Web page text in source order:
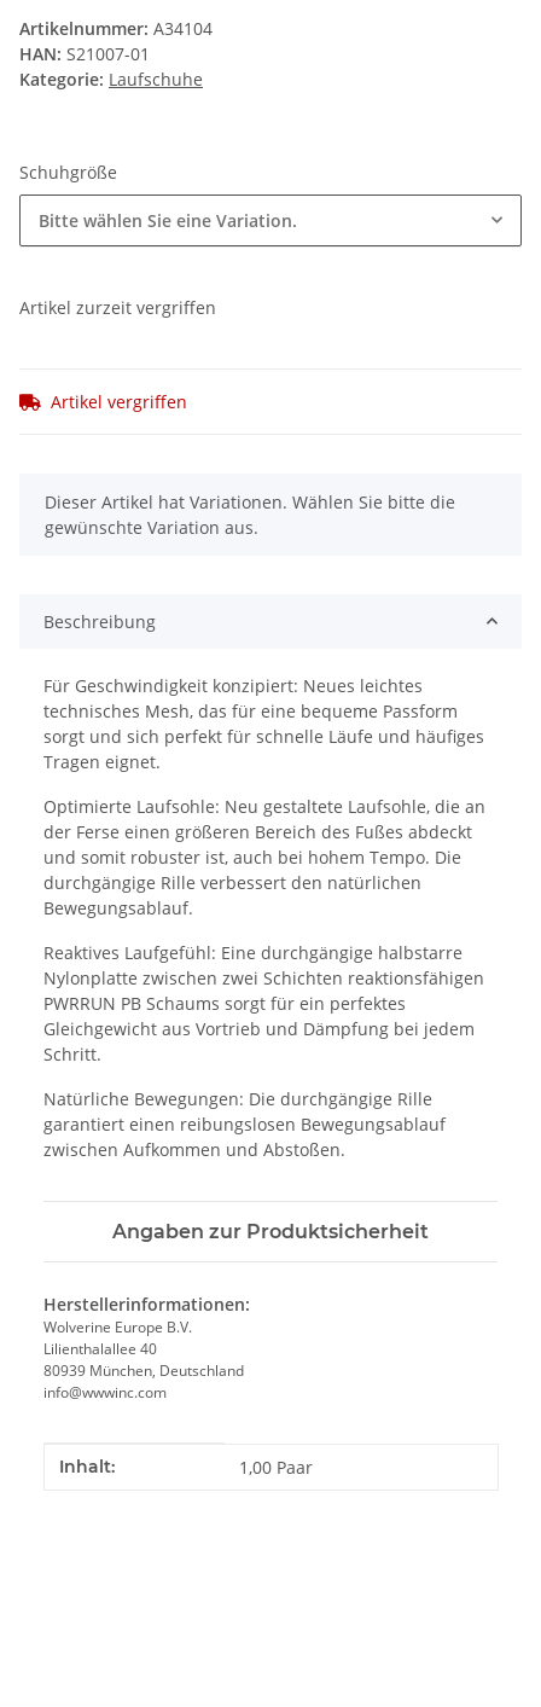
Artikelnummer: A34104
HAN: S21007-01
Kategorie: Laufschuhe
Schuhgröße
Bitte wählen Sie eine Variation.
Artikel zurzeit vergriffen
Artikel vergriffen
x
Dieser Artikel hat Variationen. Wählen Sie bitte die
gewünschte Variation aus.
Beschreibung
Für Geschwindigkeit konzipiert: Neues leichtes
technisches Mesh, das für eine bequeme Passform
sorgt und sich perfekt für schnelle Läufe und häufiges
Tragen eignet.
Optimierte Laufsohle: Neu gestaltete Laufsohle, die an
der Ferse einen größeren Bereich des Fußes abdeckt
und somit robuster ist, auch bei hohem Tempo. Die
durchgängige Rille verbessert den natürlichen
Bewegungsablauf.
Reaktives Laufgefühl: Eine durchgängige halbstarre
Nylonplatte zwischen zwei Schichten reaktionsfähigen
PWRRUN PB Schaums sorgt für ein perfektes
Gleichgewicht aus Vortrieb und Dämpfung bei jedem
Schritt.
Natürliche Bewegungen: Die durchgängige Rille
garantiert einen reibungslosen Bewegungsablauf
zwischen Aufkommen und Abstoßen.
Angaben zur Produktsicherheit
Herstellerinformationen:
Wolverine Europe B.V.
Lilienthalallee 40
80939 München, Deutschland
info@wwwinc.com
Produkteigenschaft
Wert
Inhalt: 1,00 Paar